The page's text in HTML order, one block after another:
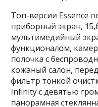
Топ-версии Essence
приборный экран,
мультимедийный
функционалом,
полочка с
кожаный салон,
фильтр тонкой
Infinity с девятью
панорамная